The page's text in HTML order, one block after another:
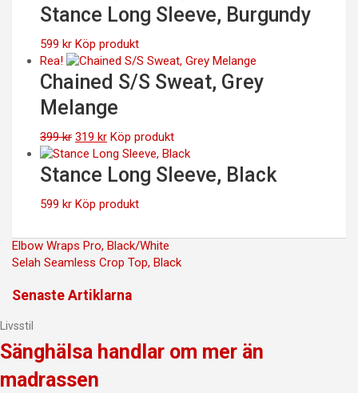
Stance Long Sleeve, Burgundy
599 kr Köp produkt
Rea!
Chained S/S Sweat, Grey
Melange
399kr Det
ursprungliga
priset
var:
399 kr.
319 krDet
nuvarande
priset
är:
319 kr.
Köp produkt
Stance Long Sleeve, Black
599 kr Köp produkt
Inläggsnavigering
Elbow Wraps Pro, Black/White
Selah Seamless Crop Top, Black
Senaste Artiklarna
Livsstil
Sänghälsa handlar om mer än
madrassen